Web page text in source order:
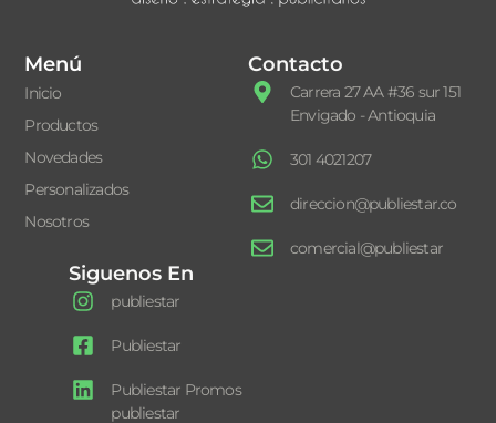
Menú
Inicio
Productos
Novedades
Personalizados
Nosotros
Contacto
Carrera 27 AA #36 sur 151
Envigado - Antioquia
301 4021207
direccion@publiestar.co
comercial@publiestar
Siguenos En
publiestar
Publiestar
Publiestar Promos
publiestar